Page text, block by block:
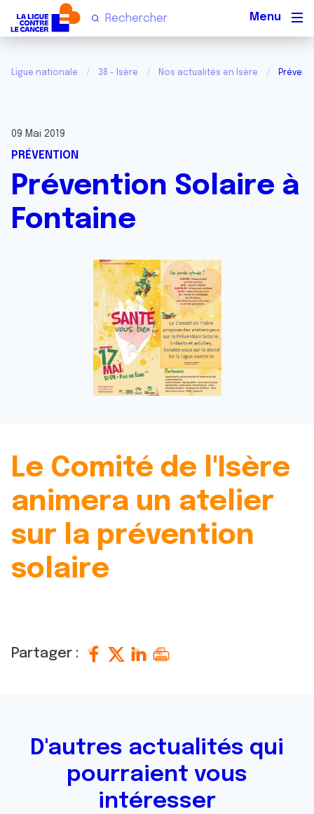
Ligue nationale 38 - Isère Nos actualités en Isère
09 Mai 2019
PRÉVENTION
Prévention Solaire à
Fontaine
Le Comité de l'Isère
animera un atelier
sur la prévention
solaire
Partager :
D'autres actualités qui
pourraient vous
intéresser